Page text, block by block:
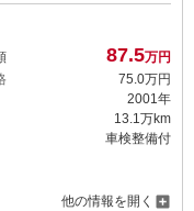
87.5万円
75.0万円
2001年
13.1万km
車検整備付
他の情報を開く